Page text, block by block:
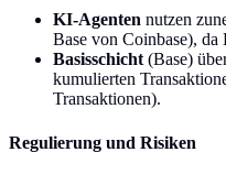
KI-Agenten nutzen
Base von Coinbase), da
Basisschicht(Base)
kumulierten
Transaktionen).
Regulierung und Risiken